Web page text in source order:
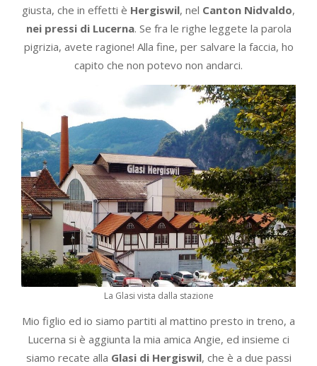
giusta, che in effetti è Hergiswil, nel Canton Nidvaldo,
nei pressi di Lucerna. Se fra le righe leggete la parola
pigrizia, avete ragione! Alla fine, per salvare la faccia, ho
capito che non potevo non andarci.
La Glasi vista dalla stazione
Mio figlio ed io siamo partiti al mattino presto in treno, a
Lucerna si è aggiunta la mia amica Angie, ed insieme ci
siamo recate alla Glasi di Hergiswil, che è a due passi